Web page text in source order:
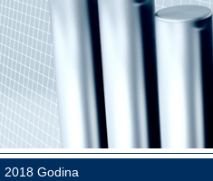
2018 Godina